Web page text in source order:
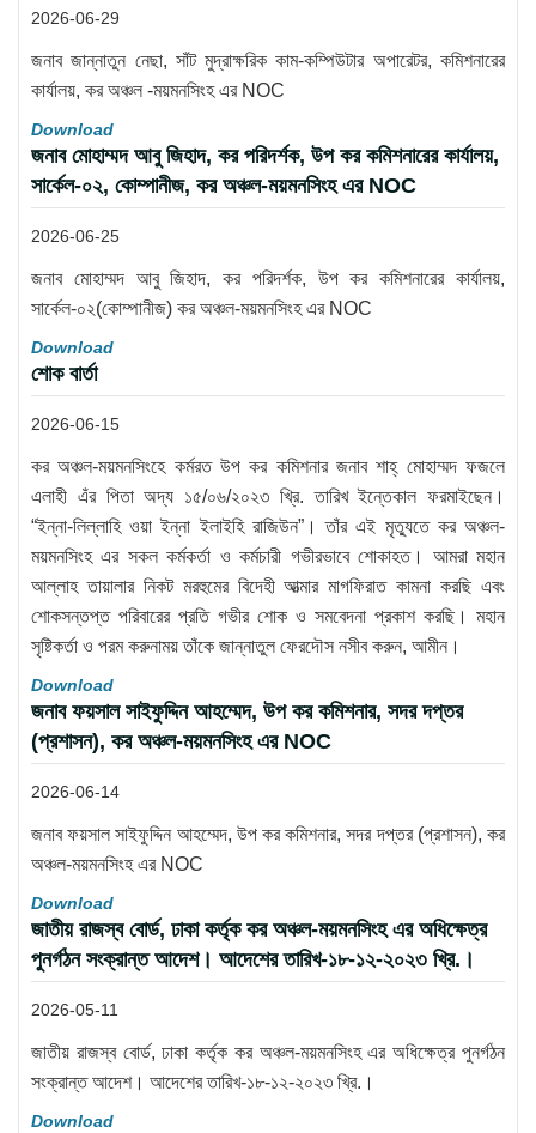
2026-06-29
জনাব জান্নাতুন নেছা, সাঁট মুদ্রাক্ষরিক কাম-কম্পিউটার অপারেটর, কমিশনারের
কার্যালয়, কর অঞ্চল -ময়মনসিংহ এর NOC
Download
জনাব মোহাম্মদ আবু জিহাদ, কর পরিদর্শক, উপ কর কমিশনারের কার্যালয়,
সার্কেল-০২, কোম্পানীজ, কর অঞ্চল-ময়মনসিংহ এর NOC
2026-06-25
জনাব মোহাম্মদ আবু জিহাদ, কর পরিদর্শক, উপ কর কমিশনারের কার্যালয়,
সার্কেল-০২(কোম্পানীজ) কর অঞ্চল-ময়মনসিংহ এর NOC
Download
শোক বার্তা
2026-06-15
কর অঞ্চল-ময়মনসিংহে কর্মরত উপ কর কমিশনার জনাব শাহ্ মোহাম্মদ ফজলে
এলাহী এঁর পিতা অদ্য ১৫/০৬/২০২৩ খ্রি. তারিখ ইন্তেকাল ফরমাইছেন।
“ইন্না-লিল্লাহি ওয়া ইন্না ইলাইহি রাজিউন”। তাঁর এই মৃত্যুতে কর অঞ্চল-
ময়মনসিংহ এর সকল কর্মকর্তা ও কর্মচারী গভীরভাবে শোকাহত। আমরা মহান
আল্লাহ তায়ালার নিকট মরহুমের বিদেহী আত্মার মাগফিরাত কামনা করছি এবং
শোকসন্তপ্ত পরিবারের প্রতি গভীর শোক ও সমবেদনা প্রকাশ করছি। মহান
সৃষ্টিকর্তা ও পরম করুনাময় তাঁকে জান্নাতুল ফেরদৌস নসীব করুন, আমীন।
Download
জনাব ফয়সাল সাইফুদ্দিন আহম্মেদ, উপ কর কমিশনার, সদর দপ্তর
(প্রশাসন), কর অঞ্চল-ময়মনসিংহ এর NOC
2026-06-14
জনাব ফয়সাল সাইফুদ্দিন আহম্মেদ, উপ কর কমিশনার, সদর দপ্তর (প্রশাসন), কর
অঞ্চল-ময়মনসিংহ এর NOC
Download
জাতীয় রাজস্ব বোর্ড, ঢাকা কর্তৃক কর অঞ্চল-ময়মনসিংহ এর অধিক্ষেত্র
পুনর্গঠন সংক্রান্ত আদেশ। আদেশের তারিখ-১৮-১২-২০২৩ খ্রি.।
2026-05-11
জাতীয় রাজস্ব বোর্ড, ঢাকা কর্তৃক কর অঞ্চল-ময়মনসিংহ এর অধিক্ষেত্র পুনর্গঠন
সংক্রান্ত আদেশ। আদেশের তারিখ-১৮-১২-২০২৩ খ্রি.।
Download